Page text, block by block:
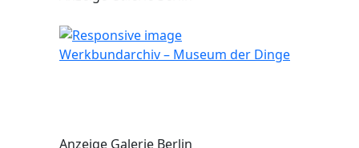
Werkbundarchiv – Museum der Dinge
Anzeige Galerie Berlin